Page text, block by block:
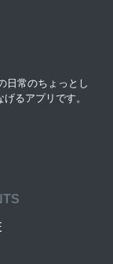
日常のちょっとし
るアプリです。